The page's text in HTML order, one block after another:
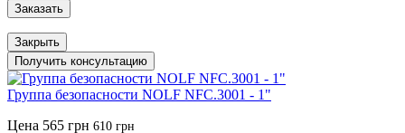
Заказать
Закрыть
Получить консультацию
Группа безопасности NOLF NFC.3001 - 1"
Цена 565 грн 610 грн